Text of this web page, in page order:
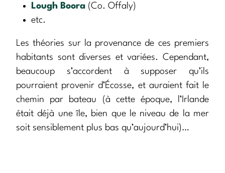
Lough Boora (Co. Offaly)
etc.
Les théories sur la provenance de ces premiers
habitants sont diverses et variées. Cependant,
beaucoup s’accordent à supposer qu’ils
pourraient provenir d’Écosse, et auraient fait le
chemin par bateau (à cette époque, l’Irlande
était déjà une île, bien que le niveau de la mer
soit sensiblement plus bas qu’aujourd’hui)…